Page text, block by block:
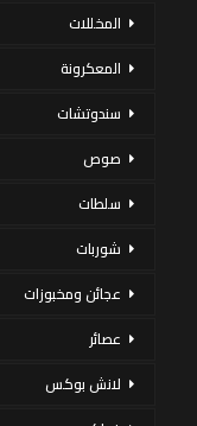
المخللات
المعكرونة
سندوتشات
صوص
سلطات
شوربات
عجائن ومخبوزات
عصائر
لانش بوكس